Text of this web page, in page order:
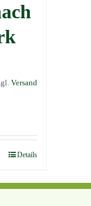
Versand
Details